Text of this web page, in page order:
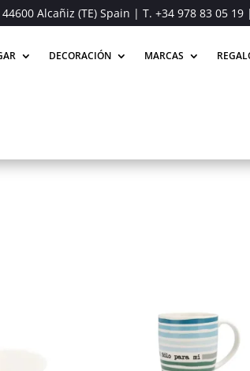
Alcañiz (TE) Spain | T. +34 978 83 05 19|
DECORACIÓN MARCAS